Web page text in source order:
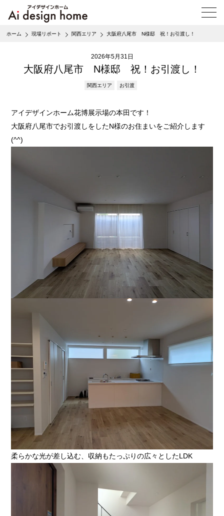
メ
ニ
ホーム 現場リポート 関西エリア 大阪府八尾市 N様邸 祝！お引渡し！
2026年5月31日
大阪府八尾市 N様邸 祝！お引渡し！
関西エリア お引渡
アイデザインホーム花博展示場の本田です！
大阪府八尾市でお引渡しをしたN様のお住まいをご紹介します
(^^)
柔らかな光が差し込む、収納もたっぷりの広々としたLDK